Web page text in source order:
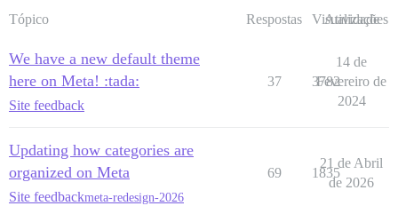
Tópico Respostas Visualizações
Atividade
We have a new default theme
here on Meta! :tada:
Site feedback
37 3782
14 de
Fevereiro de
2024
Updating how categories are
organized on Meta
Site feedbackmeta-redesign-2026
69 1835
21 de Abril
de 2026